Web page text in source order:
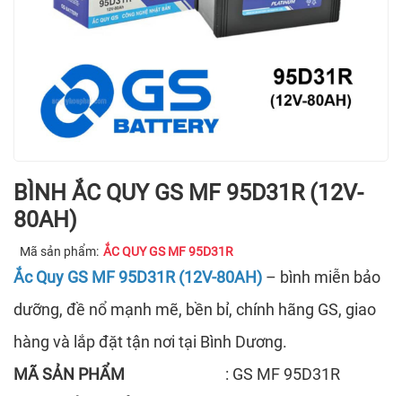
BÌNH ẮC QUY GS MF 95D31R (12V-
80AH)
Mã sản phẩm: ẮC QUY GS MF 95D31R
Ắc Quy GS MF 95D31R (12V-80AH) – bình miễn bảo
dưỡng, đề nổ mạnh mẽ, bền bỉ, chính hãng GS, giao
hàng và lắp đặt tận nơi tại Bình Dương.
MÃ SẢN PHẨM
: GS MF 95D31R